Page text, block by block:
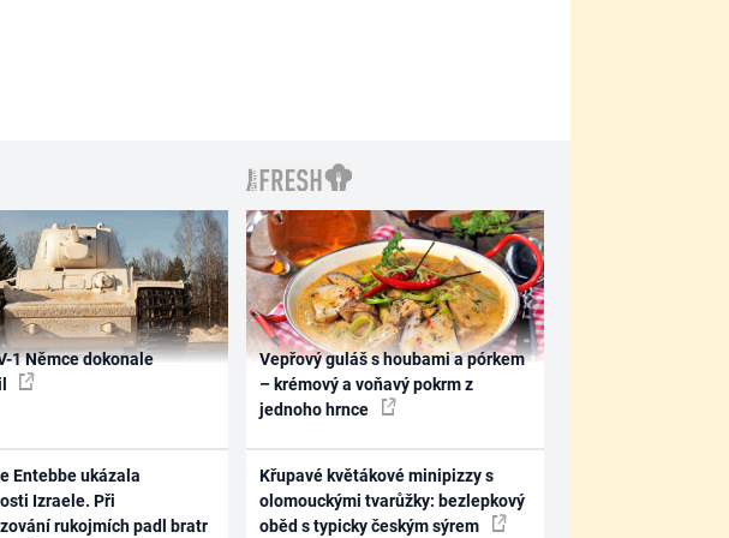
1 Němce dokonale
Entebbe ukázala
Izraele. Při
rukojmích padl bratr
Vepřový guláš s houbami a pórkem
– krémový a voňavý pokrm z
jednoho hrnce
Křupavé květákové minipizzy s
olomouckými tvarůžky: bezlepkový
oběd s typicky českým sýrem